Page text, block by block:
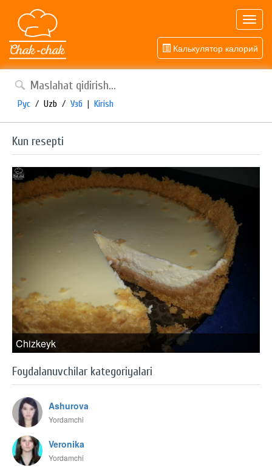
Калькулятор калорий
Рус / Uzb / Узб | Kirish
Kun resepti
Chizkeyk
Foydalanuvchilar kategoriyalari
Ashurova
Yordamchi
Veronika
Yordamchi